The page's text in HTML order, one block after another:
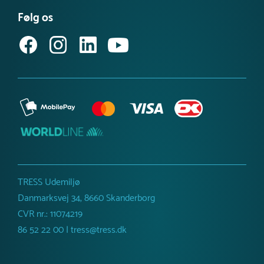
Få vores nyhedsbrev
Købsvilkår (erhverv)
Følg os
TRESS Udemiljø
Danmarksvej 34, 8660 Skanderborg
CVR nr.: 11074219
86 52 22 00 | tress@tress.dk